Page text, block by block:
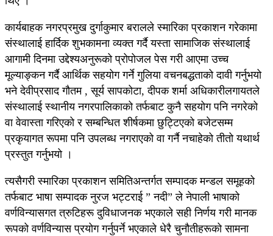
कार्यबाहक नगरप्रमुख दुर्गाकुमार बरालले स्मारिका प्रकाशन गरेकामा
संस्थालाई हार्दिक शुभकामना व्यक्त गर्दै यस्ता सामाजिक संस्थालाई
आगामी दिनमा उद्देश्यअनुरूको प्रोपोजल पेस गरी आएमा उच्च
मूल्याङ्कन गर्दै आर्थिक सहयोग गर्ने गुलिया वचनबद्धताको दावी गर्नुभयो
भने देवीप्रसाद गौतम , सूर्य सापकोटा, दीपक शर्मा अधिकारीलगायतले
संस्थालाई स्थानीय नगरपालिकाको तर्फबाट कुनै सहयोग पनि नगरेको
वा वेवास्ता गरिएको र सम्बन्धित शीर्षकमा छुट्टिएको बजेटसम्म
प्रकृयागत रूपमा पनि उपलब्ध नगराएको वा गर्नै नचाहेको तीतो यथार्थ
प्रस्तुत गर्नुभयो ।
त्यसैगरी स्मारिका प्रकाशन समितिअन्तर्गत सम्पादक मन्डल समूहको
तर्फबाट भाषा सम्पादक नुरज भट्टराई ” नदी” ले नेपाली भाषाको
वर्णविन्यासगत त्रुटिहरू दुविधाजनक भएकाले सही निर्णय गरी मानक
रूपको वर्णविन्यास प्रयोग गर्नुपर्ने भएकाले धेरै चुनौतीहरूको सामना